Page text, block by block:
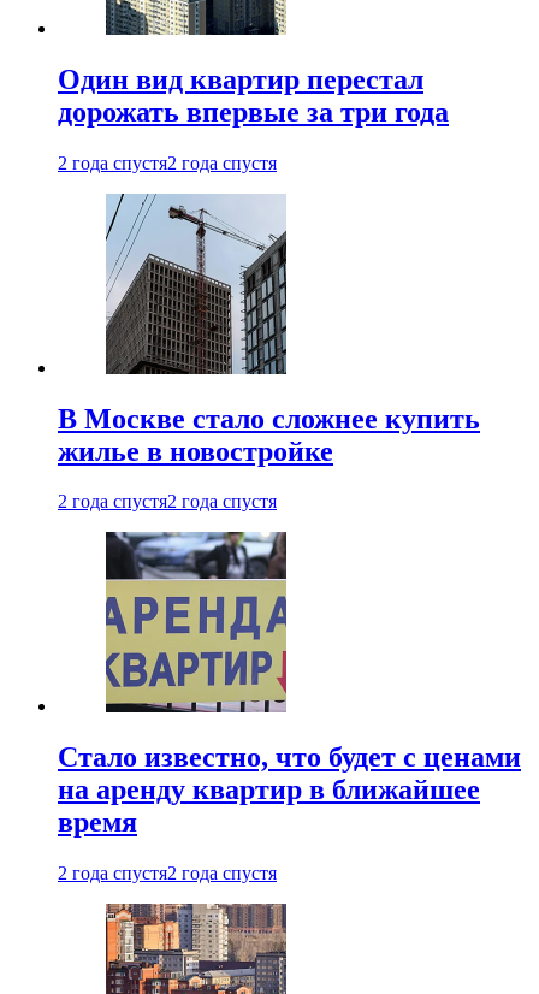
Один вид квартир перестал
дорожать впервые за три года
2 года спустя2 года спустя
В Москве стало сложнее купить
жилье в новостройке
2 года спустя2 года спустя
Стало известно, что будет с ценами
на аренду квартир в ближайшее
время
2 года спустя2 года спустя